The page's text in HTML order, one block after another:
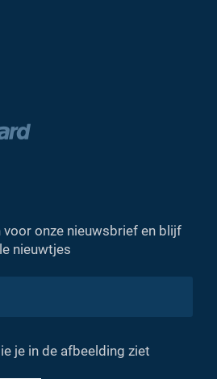
voor onze nieuwsbrief en blijf
nieuwtjes
je in de afbeelding ziet